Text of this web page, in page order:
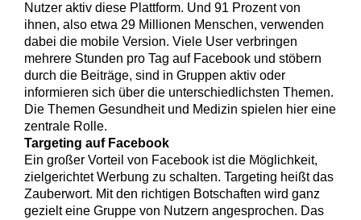
Nutzer aktiv diese Plattform. Und 91 Prozent von
ihnen, also etwa 29 Millionen Menschen, verwenden
dabei die mobile Version. Viele User verbringen
mehrere Stunden pro Tag auf Facebook und stöbern
durch die Beiträge, sind in Gruppen aktiv oder
informieren sich über die unterschiedlichsten Themen.
Die Themen Gesundheit und Medizin spielen hier eine
zentrale Rolle.
Targeting auf Facebook
Ein großer Vorteil von Facebook ist die Möglichkeit,
zielgerichtet Werbung zu schalten. Targeting heißt das
Zauberwort. Mit den richtigen Botschaften wird ganz
gezielt eine Gruppe von Nutzern angesprochen. Das